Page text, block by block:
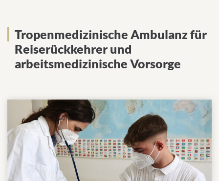
Tropenmedizinische Ambulanz für
Reiserückkehrer und
arbeitsmedizinische Vorsorge